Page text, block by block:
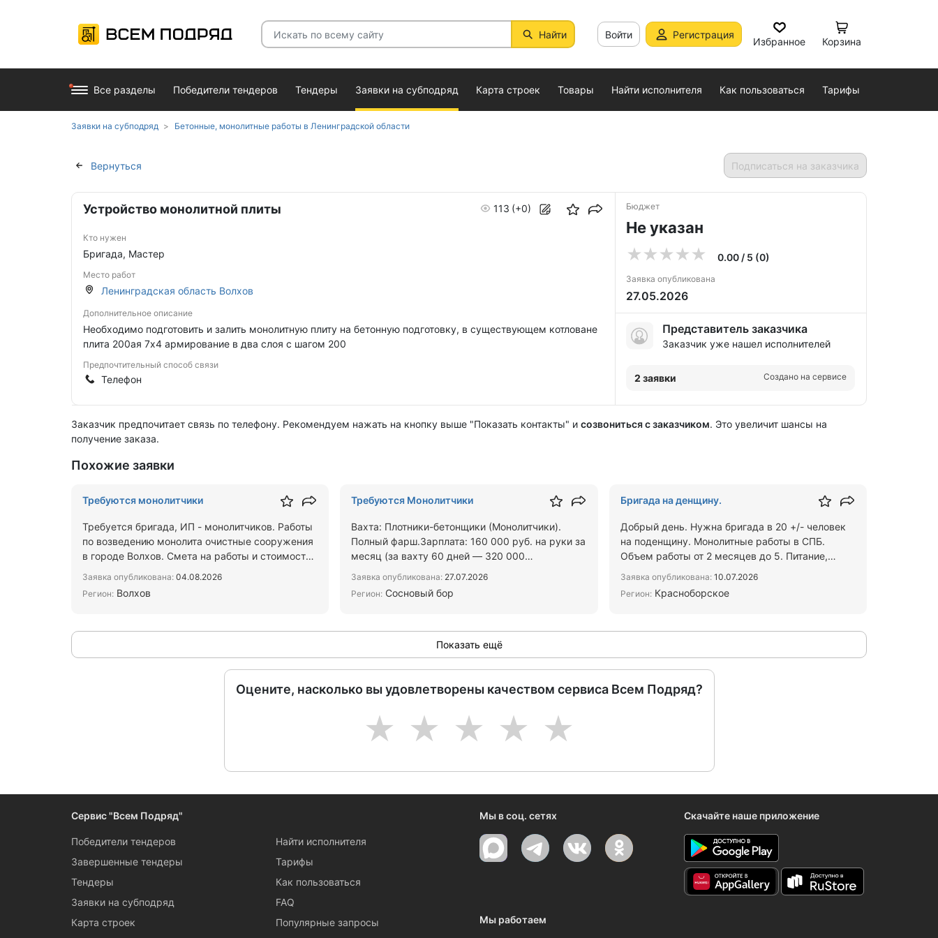
Найти Войти Регистрация
Избранное Корзина
Все разделы Победители тендеров Тендеры Заявки на субподряд Карта строек Товары Найти исполнителя Как пользоваться Тарифы
Заявки на субподряд Бетонные, монолитные работы в Ленинградской области
Вернуться Подписаться на заказчика
Устройство монолитной плиты 113 (+0)
Кто нужен
Бригада, Мастер
Место работ
Ленинградская область Волхов
Дополнительное описание
Необходимо подготовить и залить монолитную плиту на бетонную подготовку, в существующем котловане
плита 200ая 7х4 армирование в два слоя с шагом 200
Предпочтительный способ связи
Телефон
Бюджет
Не указан
0.00 / 5 (0)
Заявка опубликована
27.05.2026
Представитель заказчика
Заказчик уже нашел исполнителей
2 заявки Создано на сервисе
Заказчик предпочитает связь по телефону. Рекомендуем нажать на кнопку выше "Показать контакты" и созвониться с заказчиком. Это увеличит шансы на
получение заказа.
Похожие заявки
Требуются монолитчики
Требуется бригада, ИП - монолитчиков. Работы
по возведению монолита очистные сооружения
в городе Волхов. Смета на работы и стоимость
Заявка опубликована: 04.08.2026
Регион: Волхов
Требуются Монолитчики
Вахта: Плотники-бетонщики (Монолитчики).
Полный фарш.Зарплата: 160 000 руб. на руки за
месяц (за вахту 60 дней — 320 000
Заявка опубликована: 27.07.2026
Регион: Сосновый бор
Бригада на денщину.
Добрый день. Нужна бригада в 20 +/- человек
на поденщину. Монолитные работы в СПБ.
Объем работы от 2 месяцев до 5. Питание,
Заявка опубликована:10.07.2026
Регион:Красноборское
Показать ещё
Оцените, насколько вы удовлетворены качеством сервиса Всем Подряд?
5
4
3
2
1
Сервис "Всем Подряд"
Победители тендеров
Завершенные тендеры
Тендеры
Заявки на субподряд
Карта строек
Найти исполнителя
Тарифы
Как пользоваться
FAQ
Популярные запросы
Мы в соц. сетях Скачайте наше приложение
Мы работаем